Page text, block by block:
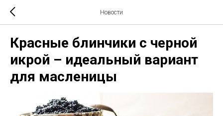
Новости
Красные блинчики с черной
икрой – идеальный вариант
для масленицы